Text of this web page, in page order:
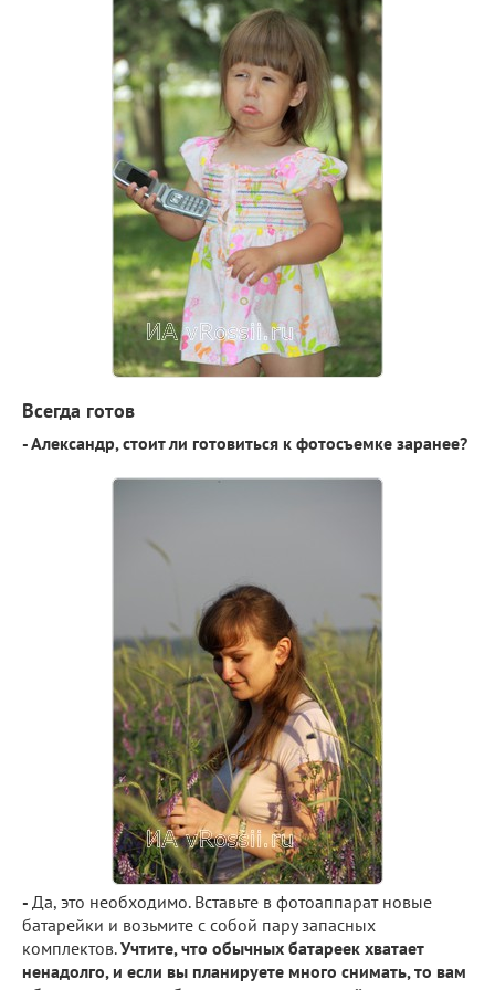
Всегда готов
- Александр, стоит ли готовиться к фотосъемке заранее?
- Да, это необходимо. Вставьте в фотоаппарат новые
батарейки и возьмите с собой пару запасных
комплектов.Учтите, что обычных батареек хватает
ненадолго, и если вы планируете много снимать, то вам